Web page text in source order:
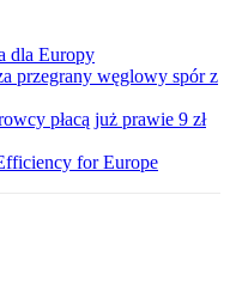
dla Europy
przegrany węglowy spór z
płacą już prawie 9 zł
for Europe